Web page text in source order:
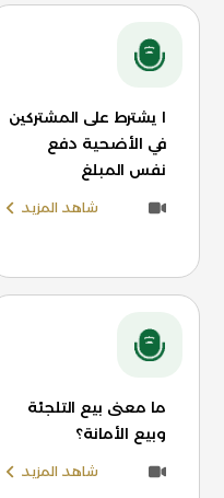
ا يشترط على المشتركين
في الأضحية دفع
نفس المبلغ
شاهد المزيد
ما معنى بيع التلجئة
وبيع الأمانة؟
شاهد المزيد